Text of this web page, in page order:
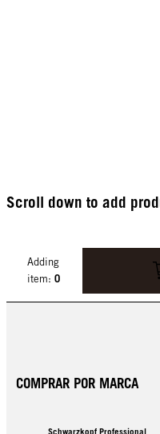
Scroll down to add
Adding
item: 0
COMPRAR POR MARCA
Schwarzkopf Professional